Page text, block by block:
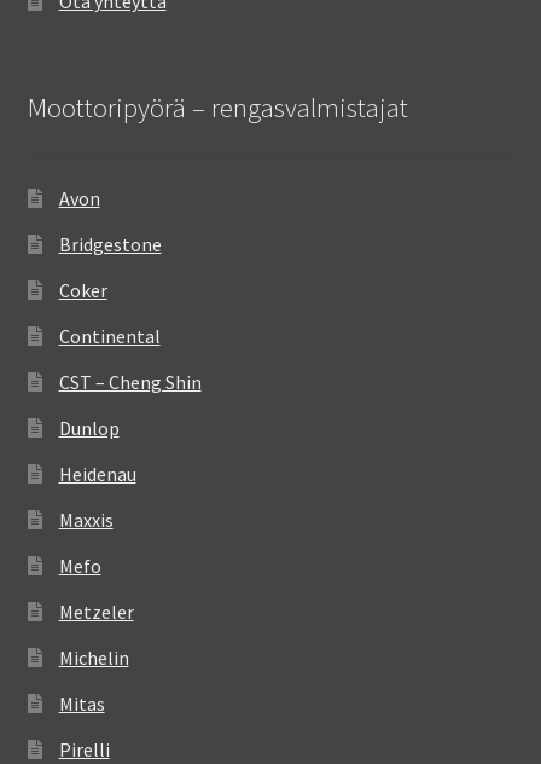
Moottoripyörä – rengasvalmistajat
Avon
Bridgestone
Coker
Continental
CST – Cheng Shin
Dunlop
Heidenau
Maxxis
Mefo
Metzeler
Michelin
Mitas
Pirelli